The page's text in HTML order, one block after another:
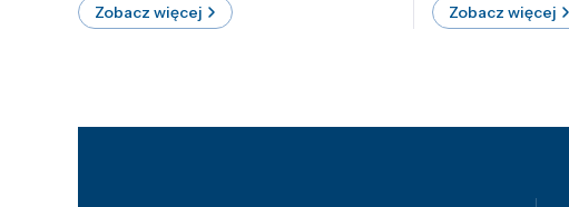
Zobacz więcej Zobacz więcej